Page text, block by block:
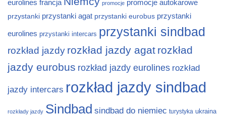
eurolines francja promocje promocje autokarowe
przystanki przystanki agat przystanki eurobus przystanki
eurolines przystanki intercars przystanki sindbad
rozkład jazdy rozkład jazdy agat rozkład
jazdy eurobus rozkład jazdy eurolines rozkład
jazdy intercars rozkład jazdy sindbad
rozkłady jazdy Sindbad sindbad do niemiec turystyka ukraina